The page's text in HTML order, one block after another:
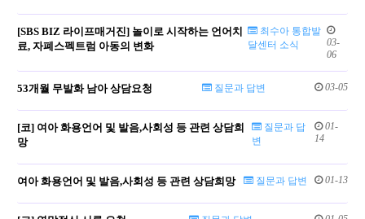
[SBS BIZ 라이프매거진] 놀이로 시작하는 언어치
료, 자폐스펙트럼 아동의 변화
최수아 통합발
달센터 소식
03-
06
53개월 무발화 남아 상담요청 질문과 답변 03-05
[코] 여아 화용언어 및 발음,사회성 등 관련 상담희
망
질문과 답
변
01-
14
여아 화용언어 및 발음,사회성 등 관련 상담희망 질문과 답변 01-13